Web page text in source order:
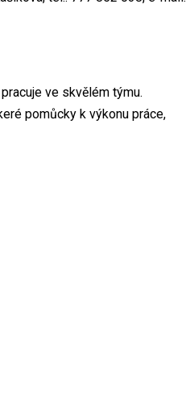
ve skvělém týmu.
pomůcky k výkonu práce,